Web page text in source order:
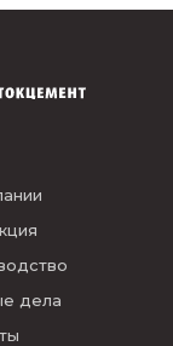
дела